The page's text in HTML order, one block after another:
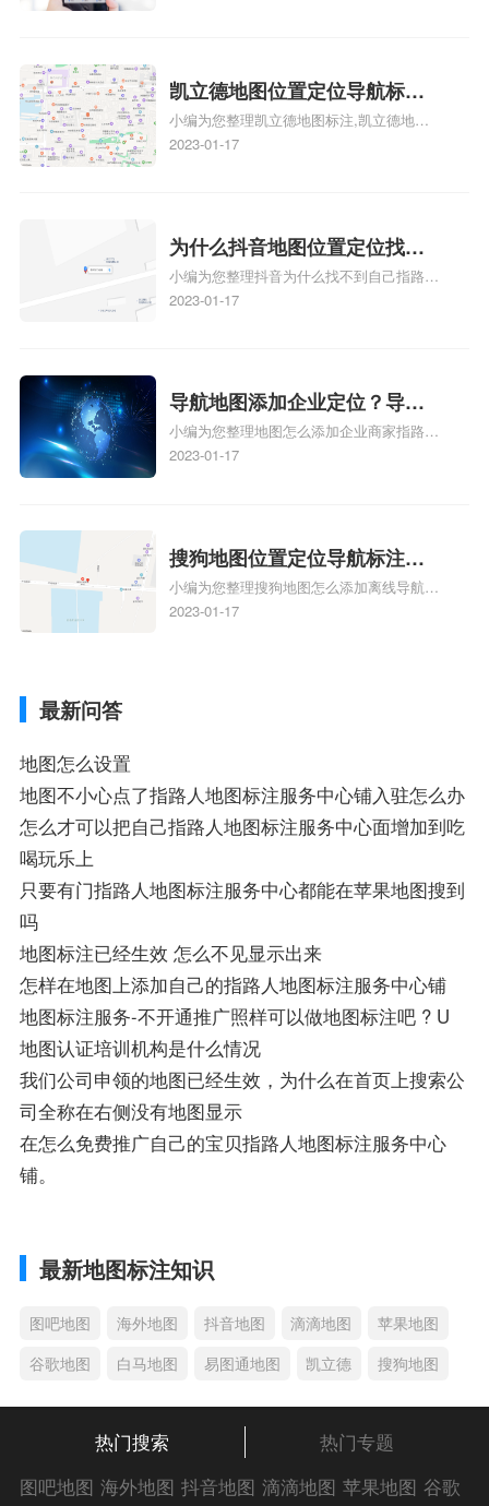
凯立德地图位置定位导航标
注？凯立德地图位置定位,导航,
标注？
小编为您整理凯立德地图标注,凯立德地图
标注怎么做啊、凯立德地图标注,凯立德地
相关地图标注知识，详情可查看下方正文！
2023-01-17
为什么抖音地图位置定位找不
到了？抖音为什么找不到当前
定位了？
小编为您整理抖音为什么找不到自己指路人
地图标注服务中心铺的位置、地图位置更新
服务中心位置、抖音突然不显示定位了相关
地图标注知识，详情可查看下方正文！
2023-01-17
导航地图添加企业定位？导航
定位企业？
小编为您整理地图怎么添加企业商家指路人
地图标注服务中心铺名称、地图怎么添加企
添加企业、地图如何添加企业相关地图标注
知识，详情可查看下方正文！
2023-01-17
搜狗地图位置定位导航标注？
搜狗地图位置定位,导航,标注？
小编为您整理搜狗地图怎么添加离线导航搜
狗地图离线导航怎么用、搜狗地图导航卫星
2023-01-17
最新问答
地图怎么设置
地图不小心点了指路人地图标注服务中心铺入驻怎么办
怎么才可以把自己指路人地图标注服务中心面增加到吃
喝玩乐上
只要有门指路人地图标注服务中心都能在苹果地图搜到
吗
地图标注已经生效 怎么不见显示出来
怎样在地图上添加自己的指路人地图标注服务中心铺
地图标注服务-不开通推广照样可以做地图标注吧 ? U
地图认证培训机构是什么情况
我们公司申领的地图已经生效，为什么在首页上搜索公
司全称在右侧没有地图显示
在怎么免费推广自己的宝贝指路人地图标注服务中心
铺。
最新地图标注知识
图吧地图 海外地图 抖音地图 滴滴地图
苹果地图
谷歌地图
白马地图 易图通地图 凯立德 搜狗地图
热门搜索
热门专题
图吧地图 海外地图 抖音地图 滴滴地图 苹果地图 谷歌